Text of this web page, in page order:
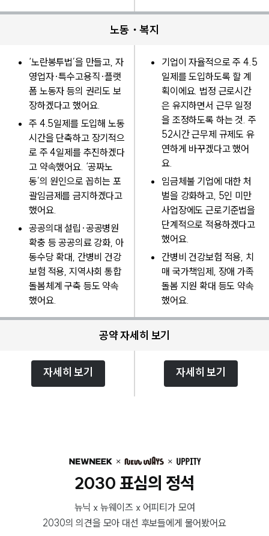
노동・복지
‘노란봉투법’을 만들고, 자
영업자·특수고용직·플랫
폼 노동자 등의 권리도 보
장하겠다고 했어요.
주 4.5일제를 도입해 노동
시간을 단축하고 장기적으
로 주 4일제를 추진하겠다
고 약속했어요. ‘공짜노
동’의 원인으로 꼽히는 포
괄임금제를 금지하겠다고
했어요.
공공의대 설립·공공병원
확충 등 공공의료 강화, 아
동수당 확대, 간병비 건강
보험 적용, 지역사회 통합
돌봄체계 구축 등도 약속
했어요.
기업이 자율적으로 주 4.5
일제를 도입하도록 할 계
획이에요. 법정 근로시간
은 유지하면서 근무 일정
을 조정하도록 하는 것. 주
52시간 근무제 규제도 유
연하게 바꾸겠다고 했어
요.
임금체불 기업에 대한 처
벌을 강화하고, 5인 미만
사업장에도 근로기준법을
단계적으로 적용하겠다고
했어요.
간병비 건강보험 적용, 치
매 국가책임제, 장애 가족
돌봄 지원 확대 등도 약속
했어요.
공약 자세히 보기
자세히 보기 자세히 보기
2030 표심의 정석
뉴닉 x 뉴웨이즈 x 어피티가 모여
2030의 의견을 모아 대선 후보들에게 물어봤어요